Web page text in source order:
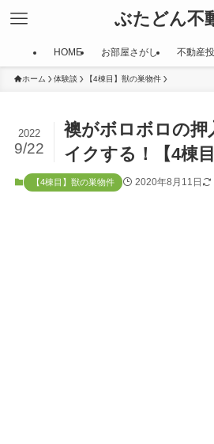
ぶたどん不
HOME お部屋さがし 不動産
ホーム 体験談 【4棟目】獣の巣物件
襖がボロボロの押
イクする！【4棟目
2022
9/22
【4棟目】獣の巣物件 2020年8月11日